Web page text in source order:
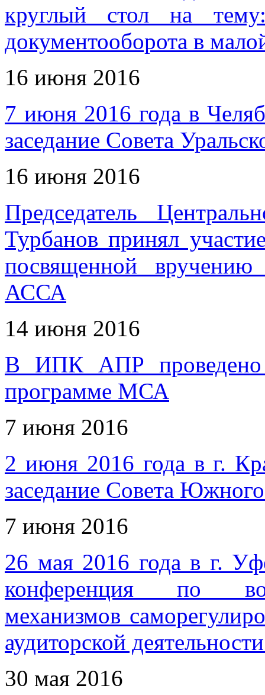
круглый стол на
документооборота в
16 июня 2016
7 июня 2016 года в
заседание Совета
16 июня 2016
Председатель
Турбанов принял
посвященной
АССА
14 июня 2016
В ИПК АПР проведено
программе МСА
7 июня 2016
2 июня 2016 года в г.
заседание Совета
7 июня 2016
26 мая 2016 года в г.
конференция по
механизмов
аудиторской
30 мая 2016